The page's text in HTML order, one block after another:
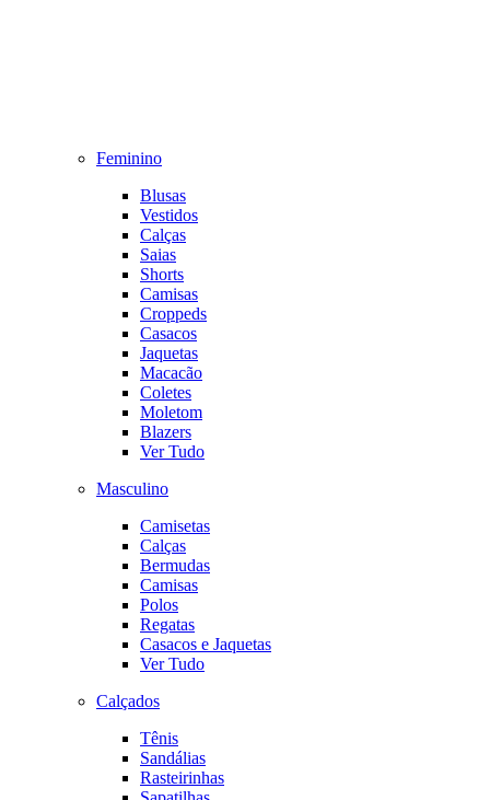
Feminino
Blusas
Vestidos
Calças
Saias
Shorts
Camisas
Croppeds
Casacos
Jaquetas
Macacão
Coletes
Moletom
Blazers
Ver Tudo
Masculino
Camisetas
Calças
Bermudas
Camisas
Polos
Regatas
Casacos e Jaquetas
Ver Tudo
Calçados
Tênis
Sandálias
Rasteirinhas